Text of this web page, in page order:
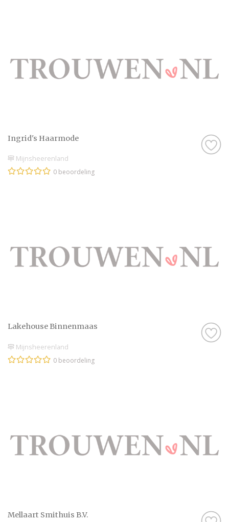
Ingrid's Haarmode
Mijnsheerenland
0 beoordeling
Lakehouse Binnenmaas
Mijnsheerenland
0 beoordeling
Mellaart Smithuis B.V.